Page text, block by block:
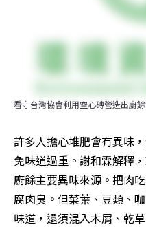
看守台灣協會利用空心磚營造出廚
許多人擔心堆肥會有異味
免味道過重。謝和霖解釋
廚餘主要異味來源。把肉
腐肉臭。但菜葉、豆類、
味道，還須混入木屑、乾